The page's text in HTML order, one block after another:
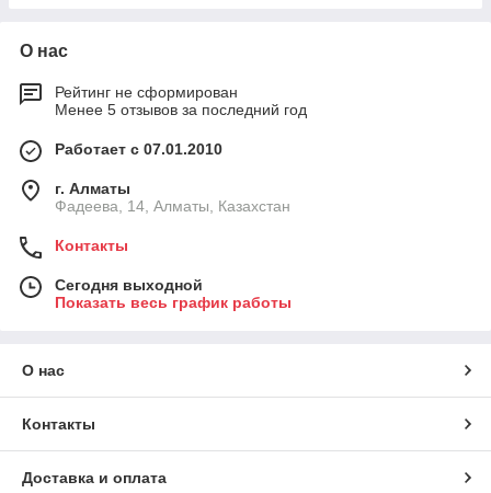
О нас
Рейтинг не сформирован
Менее 5 отзывов за последний год
Работает с 07.01.2010
г. Алматы
Фадеева, 14, Алматы, Казахстан
Контакты
Сегодня выходной
Показать весь график работы
О нас
Контакты
Доставка и оплата